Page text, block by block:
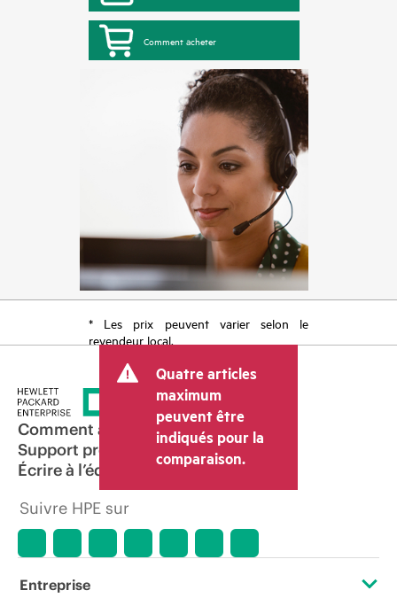
Comment acheter
* Les prix peuvent varier selon le
revendeur local.
Quatre articles
maximum
peuvent être
indiqués pour la
comparaison.
Comment acheter
Support produit
Écrire à l’équipe commerciale
Suivre HPE sur
Entreprise